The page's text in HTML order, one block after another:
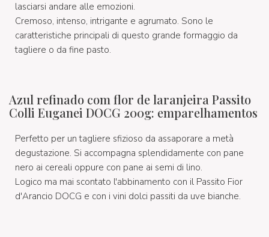
lasciarsi andare alle emozioni.
Cremoso, intenso, intrigante e agrumato. Sono le
caratteristiche principali di questo grande formaggio da
tagliere o da fine pasto.
Azul refinado com flor de laranjeira Passito
Colli Euganei DOCG 200g: emparelhamentos
Perfetto per un tagliere sfizioso da assaporare a metà
degustazione. Si accompagna splendidamente con pane
nero ai cereali oppure con pane ai semi di lino.
Logico ma mai scontato l'abbinamento con il Passito Fior
d'Arancio DOCG e con i vini dolci passiti da uve bianche.